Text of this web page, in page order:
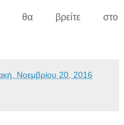
θα βρείτε στο
Νοεμβρίου 20, 2016